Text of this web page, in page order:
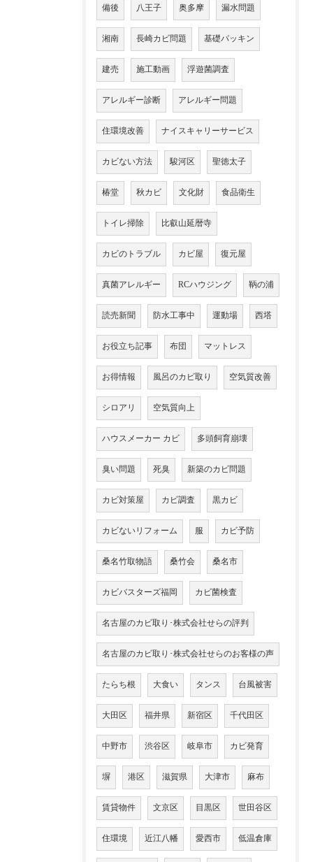
備後 八王子 奥多摩 漏水問題
湘南 長崎カビ問題 基礎パッキン
建売 施工動画 浮遊菌調査
アレルギー診断 アレルギー問題
住環境改善 ナイスキャリーサービス
カビない方法 駿河区 聖徳太子
椿堂 秋カビ 文化財 食品衛生
トイレ掃除 比叡山延暦寺
カビのトラブル カビ屋 復元屋
真菌アレルギー RCハウジング 鞆の浦
読売新聞 防水工事中 運動場 西塔
お役立ち記事 布団 マットレス
お得情報 風呂のカビ取り 空気質改善
シロアリ 空気質向上
ハウスメーカー カビ 多頭飼育崩壊
臭い問題 死臭 新築のカビ問題
カビ対策屋 カビ調査 黒カビ
カビないリフォーム 服 カビ予防
桑名竹取物語 桑竹会 桑名市
カビバスターズ福岡 カビ菌検査
名古屋のカビ取り･株式会社せらの評判
名古屋のカビ取り･株式会社せらのお客様の声
たらち根 大食い タンス 台風被害
大田区 福井県 新宿区 千代田区
中野市 渋谷区 岐阜市 カビ発育
塀 港区 滋賀県 大津市 麻布
賃貸物件 文京区 目黒区 世田谷区
住環境 近江八幡 愛西市 低温倉庫